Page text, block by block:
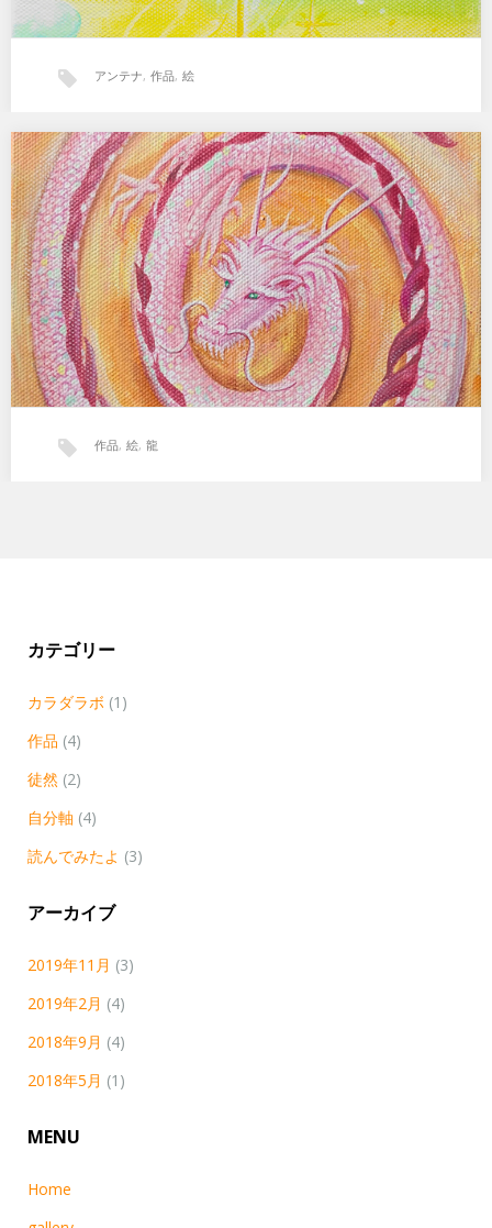
あなたのアンテナは最高！
「１０人の法則」は、７次元バイオ…
アンテナ, 作品, 絵
作品, 絵, 龍
カテゴリー
カラダラボ (1)
作品 (4)
徒然 (2)
自分軸 (4)
読んでみたよ (3)
アーカイブ
2019年11月 (3)
2019年2月 (4)
2018年9月 (4)
2018年5月 (1)
MENU
Home